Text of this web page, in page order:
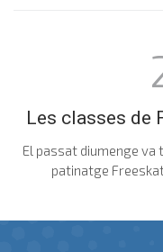
Les classes de
El passat diumenge va
patinatge